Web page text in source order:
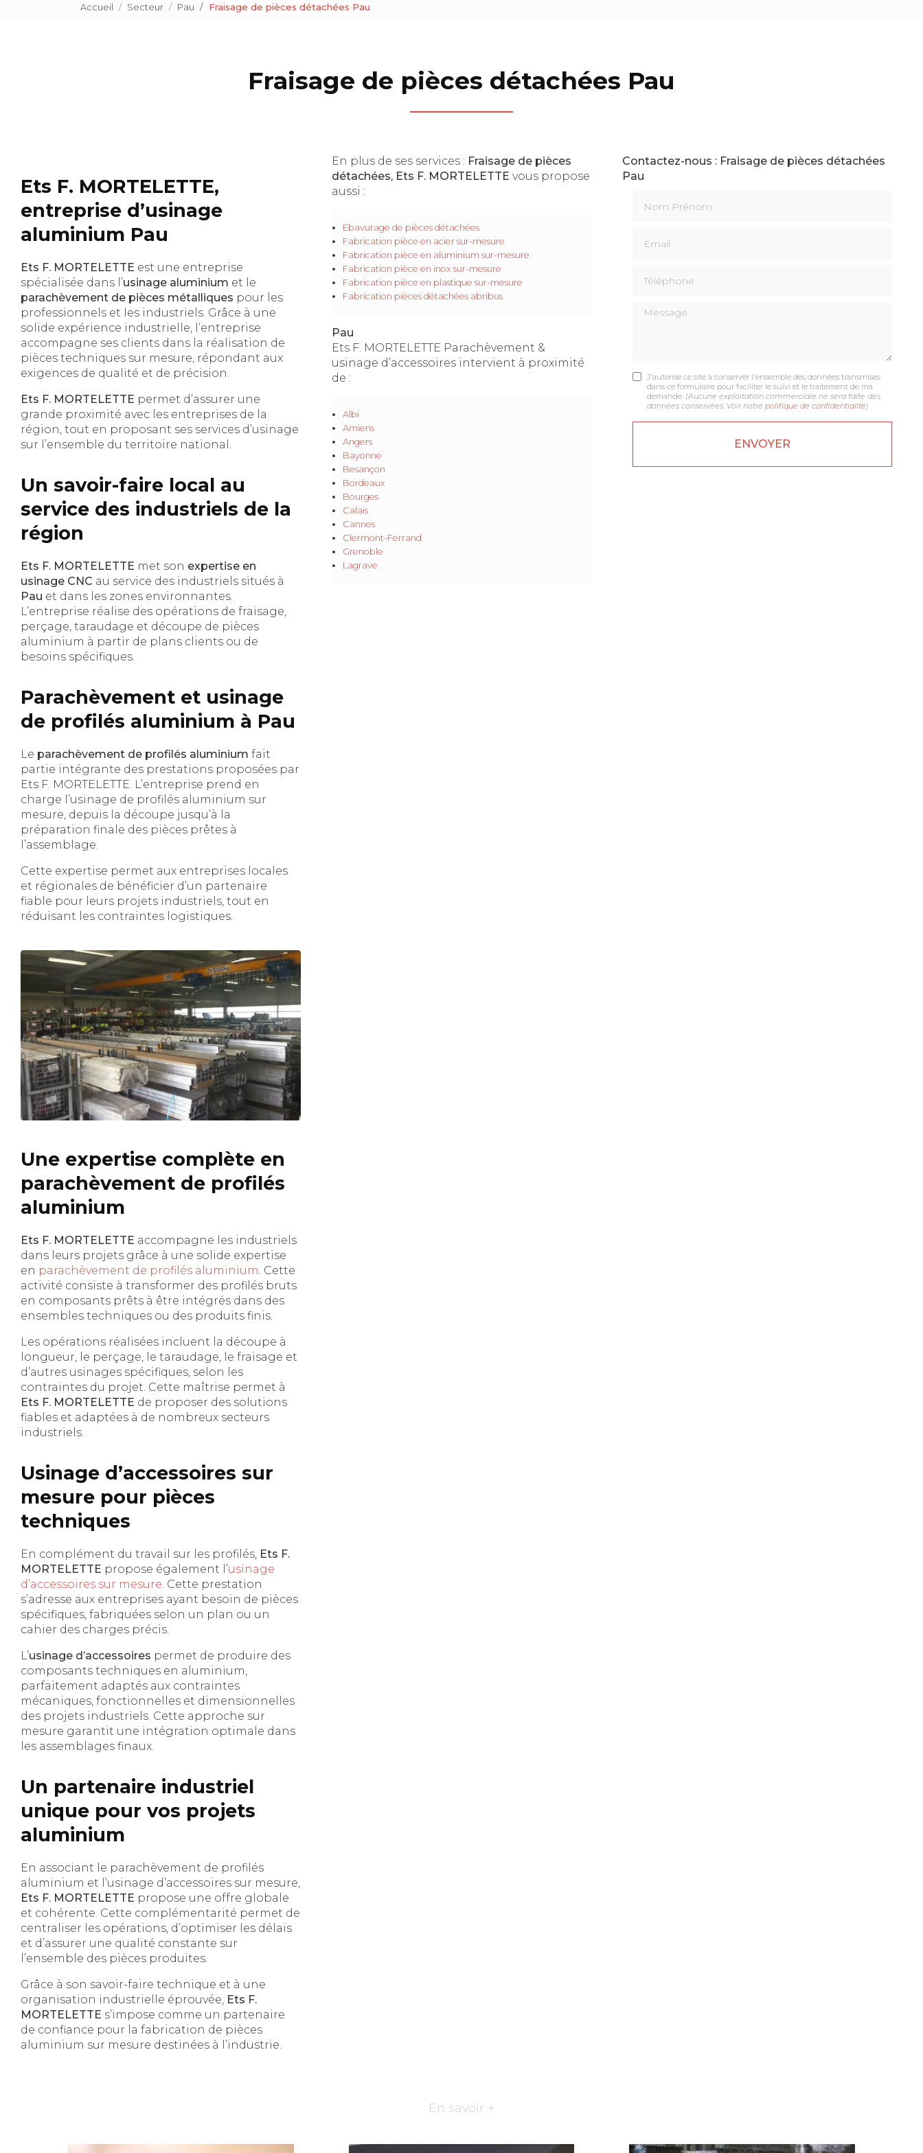
Accueil Secteur Pau Fraisage de pièces détachées Pau
Fraisage de pièces détachées Pau
Ets F. MORTELETTE,
entreprise d’usinage
aluminium Pau
Ets F. MORTELETTE est une entreprise
spécialisée dans l’usinage aluminium et le
parachèvement de pièces métalliques pour les
professionnels et les industriels. Grâce à une
solide expérience industrielle, l’entreprise
accompagne ses clients dans la réalisation de
pièces techniques sur mesure, répondant aux
exigences de qualité et de précision.
Ets F. MORTELETTE permet d’assurer une
grande proximité avec les entreprises de la
région, tout en proposant ses services d’usinage
sur l’ensemble du territoire national.
Un savoir-faire local au
service des industriels de la
région
Ets F. MORTELETTE met son expertise en
usinage CNC au service des industriels situés à
Pau et dans les zones environnantes.
L’entreprise réalise des opérations de fraisage,
perçage, taraudage et découpe de pièces
aluminium à partir de plans clients ou de
besoins spécifiques.
Parachèvement et usinage
de profilés aluminium à Pau
Le parachèvement de profilés aluminium fait
partie intégrante des prestations proposées par
Ets F. MORTELETTE. L’entreprise prend en
charge l’usinage de profilés aluminium sur
mesure, depuis la découpe jusqu’à la
préparation finale des pièces prêtes à
l’assemblage.
Cette expertise permet aux entreprises locales
et régionales de bénéficier d’un partenaire
fiable pour leurs projets industriels, tout en
réduisant les contraintes logistiques.
Une expertise complète en
parachèvement de profilés
aluminium
Ets F. MORTELETTE accompagne les industriels
dans leurs projets grâce à une solide expertise
en parachèvement de profilés aluminium . Cette
activité consiste à transformer des profilés bruts
en composants prêts à être intégrés dans des
ensembles techniques ou des produits finis.
Les opérations réalisées incluent la découpe à
longueur, le perçage, le taraudage, le fraisage et
d’autres usinages spécifiques, selon les
contraintes du projet. Cette maîtrise permet à
Ets F. MORTELETTE de proposer des solutions
fiables et adaptées à de nombreux secteurs
industriels.
Usinage d’accessoires sur
mesure pour pièces
techniques
En complément du travail sur les profilés, Ets F.
MORTELETTE propose également l’usinage
d’accessoires sur mesure . Cette prestation
s’adresse aux entreprises ayant besoin de pièces
spécifiques, fabriquées selon un plan ou un
cahier des charges précis.
L’usinage d’accessoires permet de produire des
composants techniques en aluminium,
parfaitement adaptés aux contraintes
mécaniques, fonctionnelles et dimensionnelles
des projets industriels. Cette approche sur
mesure garantit une intégration optimale dans
les assemblages finaux.
Un partenaire industriel
unique pour vos projets
aluminium
En associant le parachèvement de profilés
aluminium et l’usinage d’accessoires sur mesure,
Ets F. MORTELETTE propose une offre globale
et cohérente. Cette complémentarité permet de
centraliser les opérations, d’optimiser les délais
et d’assurer une qualité constante sur
l’ensemble des pièces produites.
Grâce à son savoir-faire technique et à une
organisation industrielle éprouvée, Ets F.
MORTELETTE s’impose comme un partenaire
de confiance pour la fabrication de pièces
aluminium sur mesure destinées à l’industrie.
En plus de ses services : Fraisage de pièces
détachées, Ets F. MORTELETTE vous propose
aussi :
Ebavurage de pièces détachées
Fabrication pièce en acier sur-mesure
Fabrication pièce en aluminium sur-mesure
Fabrication pièce en inox sur-mesure
Fabrication pièce en plastique sur-mesure
Fabrication pièces détachées abribus
Pau
Ets F. MORTELETTE Parachèvement &
usinage d’accessoires intervient à proximité
de :
Albi
Amiens
Angers
Bayonne
Besançon
Bordeaux
Bourges
Calais
Cannes
Clermont-Ferrand
Grenoble
Lagrave
Contactez-nous : Fraisage de pièces détachées
Pau
Message
J'autorise ce site à conserver l'ensemble des données transmises
dans ce formulaire pour faciliter le suivi et le traitement de ma
demande. (Aucune exploitation commerciale ne sera faite des
données conservées. Voir notre politique de confidentialité )
En savoir +